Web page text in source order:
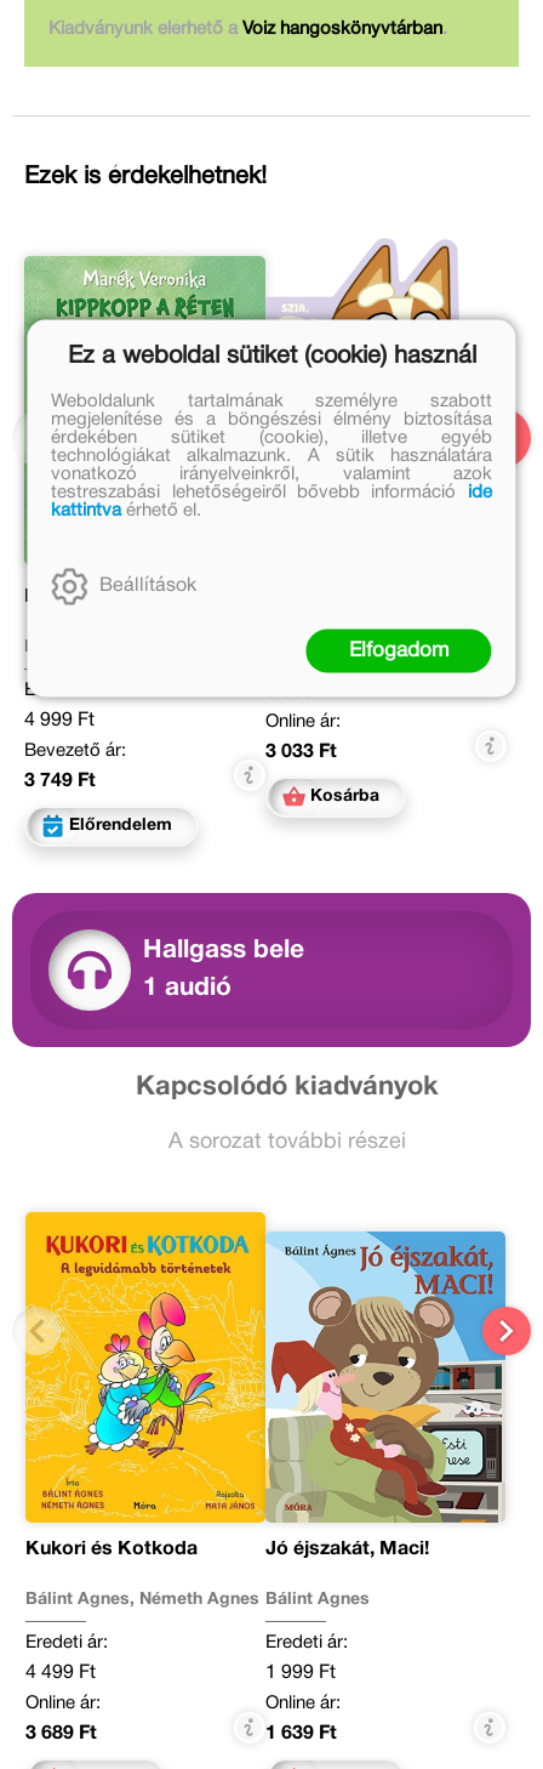
Kiadványunk elérhető a Voiz hangoskönyvtárban.
Ezek is érdekelhetnek!
Kippkopp a réten
Eredeti ár:
4 999 Ft
Bevezető ár:
3 749 Ft
Előrendelem
Eredeti ár:
Online ár:
3 033 Ft
Kosárba
Hallgass bele
1 audió
Kapcsolódó kiadványok
A sorozat további részei
Kukori és Kotkoda
Bálint Ágnes, Németh Ágnes
Eredeti ár:
4 499 Ft
Online ár:
3 689 Ft
Jó éjszakát, Maci!
Bálint Ágnes
Eredeti ár:
1 999 Ft
Online ár:
1 639 Ft
Ez a weboldal sütiket (cookie) használ
Weboldalunk tartalmának személyre szabott
megjelenítése és a böngészési élmény biztosítása
érdekében sütiket (cookie), illetve egyéb
technológiákat alkalmazunk. A sütik használatára
vonatkozó irányelveinkről, valamint azok
testreszabási lehetőségeiről bővebb információ
ide
kattintvaérhető el.
Beállítások
Elfogadom